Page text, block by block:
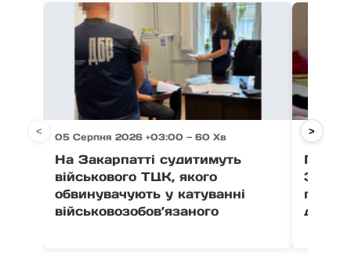
05 Серпня 2026 +03:00 — 60 Хв
На Закарпатті судитимуть
військового ТЦК, якого
обвинувачують у катуванні
військовозобов’язаного
05
Після
< >